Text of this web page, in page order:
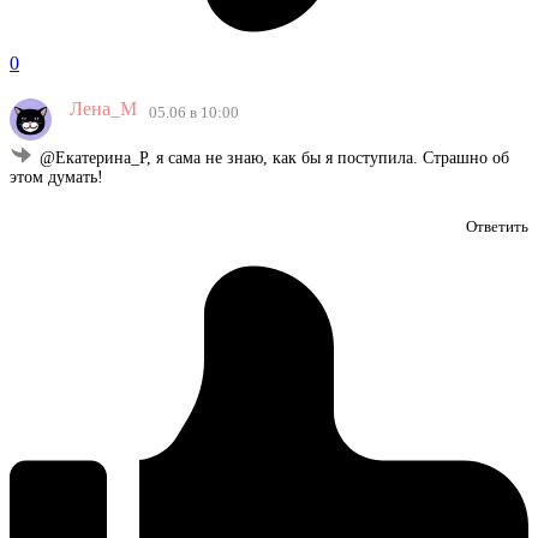
0
Лена_М 05.06 в 10:00
@Екатерина_Р, я сама не знаю, как бы я поступила. Страшно об
этом думать!
Ответить